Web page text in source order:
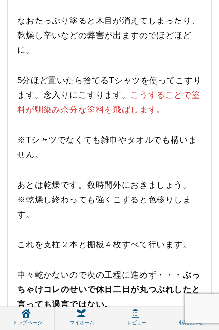
なおたっぷり塗ると木目が消えてしまったり、
乾燥し辛いなどの弊害が出ますのでほどほど
に。
5分ほど置いたら捨てるTシャツを使ってこすり
ます。念入りにこすります。
こうすることで塗
料が馴染み余分な塗料を飛ばします。
※Tシャツでなくても雑巾やタオルでも構いま
せん。
あとは乾燥です。数時間外におきましょう。
※乾燥し終わっても強くこすると色移りしま
す。
これを支柱２本と棚板４枚すべて行います。
中々乾かないので次の工程に進めず・・・ ぶっ
ちゃけコレのせいで休日二日が丸つぶれしたと
言っても過言ではない。
トップページ マイホーム レビュー 転職実体験